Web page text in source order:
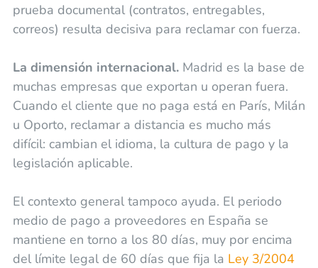
prueba documental (contratos, entregables,
correos) resulta decisiva para reclamar con fuerza.
La dimensión internacional.Madrid es la base de
muchas empresas que exportan u operan fuera.
Cuando el cliente que no paga está en París, Milán
u Oporto, reclamar a distancia es mucho más
difícil: cambian el idioma, la cultura de pago y la
legislación aplicable.
El contexto general tampoco ayuda. El periodo
medio de pago a proveedores en España se
mantiene en torno a los 80 días, muy por encima
del límite legal de 60 días que fija la Ley 3/2004